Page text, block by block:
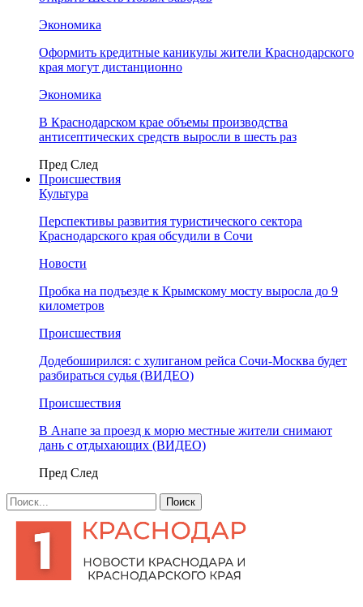
Экономика
Оформить кредитные каникулы жители Краснодарского
края могут дистанционно
Экономика
В Краснодарском крае объемы производства
антисептических средств выросли в шесть раз
Пред След
Происшествия
Культура
Перспективы развития туристического сектора
Краснодарского края обсудили в Сочи
Новости
Пробка на подъезде к Крымскому мосту выросла до 9
километров
Происшествия
Додебоширился: с хулиганом рейса Сочи-Москва будет
разбираться судья (ВИДЕО)
Происшествия
В Анапе за проезд к морю местные жители снимают
дань с отдыхающих (ВИДЕО)
Пред След